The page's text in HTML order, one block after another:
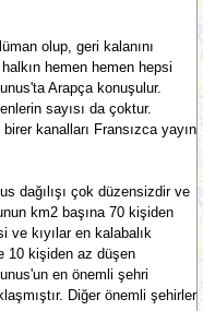
olup, geri kalanını
hemen hemen hepsi
Arapça konuşulur.
sayısı da çoktur.
kanalları Fransızca yayın
dağılışı çok düzensizdir ve
km2 başına 70 kişiden
ve kıyılar en kalabalık
10 kişiden az düşen
en önemli şehri
Diğer önemli şehirler